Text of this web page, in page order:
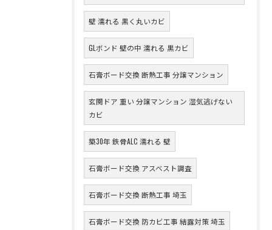
壁 濡れる 黒く丸いカビ
GLボンド 壁の中 濡れる 黒カビ
石膏ボード交換 断熱工事 分譲マンション
玄関ドア 重い 分譲マンション 湿気逃げない
カビ
築30年 鉄骨ALC 濡れる 壁
石膏ボード交換 アスベスト調査
石膏ボード交換 断熱工事 埼玉
石膏ボード交換 防カビ工事 結露対策 埼玉